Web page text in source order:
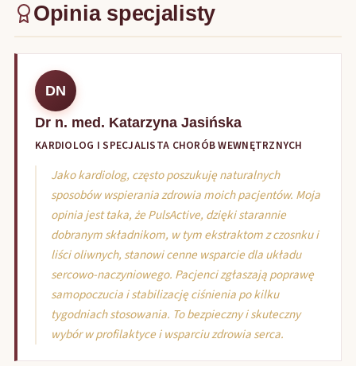
Opinia specjalisty
DN
Dr n. med. Katarzyna Jasińska
KARDIOLOG I SPECJALISTA CHORÓB WEWNĘTRZNYCH
Jako kardiolog, często poszukuję naturalnych
sposobów wspierania zdrowia moich pacjentów. Moja
opinia jest taka, że PulsActive, dzięki starannie
dobranym składnikom, w tym ekstraktom z czosnku i
liści oliwnych, stanowi cenne wsparcie dla układu
sercowo-naczyniowego. Pacjenci zgłaszają poprawę
samopoczucia i stabilizację ciśnienia po kilku
tygodniach stosowania. To bezpieczny i skuteczny
wybór w profilaktyce i wsparciu zdrowia serca.